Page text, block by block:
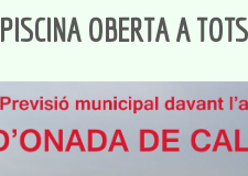
PISCINA OBERTA A